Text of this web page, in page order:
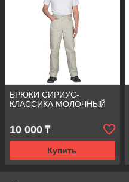
БРЮКИ СИРИУС-
КЛАССИКА МОЛОЧНЫЙ
10 000 ₸
Купить